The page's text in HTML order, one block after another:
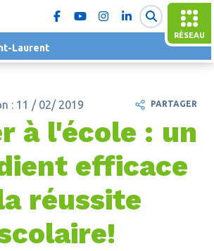
RÉSEAU
Laurent
: 11 / 02/ 2019
à l'école : un
efficace
réussite
PARTAGER